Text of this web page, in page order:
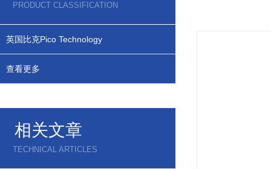
PRODUCT CLASSIFICATION
英国比克Pico Technology
查看更多
相关文章
TECHNICAL ARTICLES